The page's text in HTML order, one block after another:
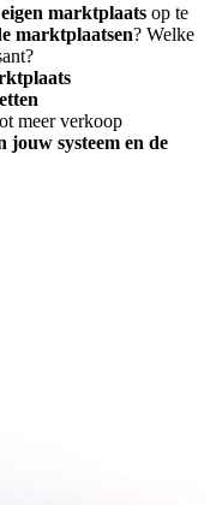
eigen marktplaats op te
marktplaatsen? Welke
meer verkoop
jouw systeem en de